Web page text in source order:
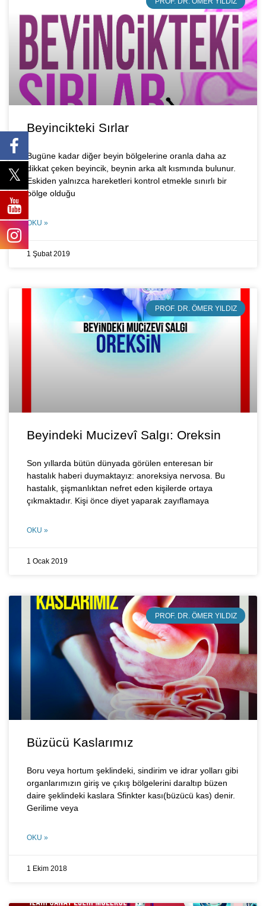
Beyincikteki Sırlar
Bugüne kadar diğer beyin bölgelerine oranla daha az
dikkat çeken beyincik, beynin arka alt kısmında bulunur.
Eskiden yalnızca hareketleri kontrol etmekle sınırlı bir
bölge olduğu
OKU »
1 Şubat 2019
PROF. DR. ÖMER YILDIZ
Beyindeki Mucizevî Salgı: Oreksin
Son yıllarda bütün dünyada görülen enteresan bir
hastalık haberi duymaktayız: anoreksiya nervosa. Bu
hastalık, şişmanlıktan nefret eden kişilerde ortaya
çıkmaktadır. Kişi önce diyet yaparak zayıflamaya
OKU »
1 Ocak 2019
PROF. DR. ÖMER YILDIZ
Büzücü Kaslarımız
Boru veya hortum şeklindeki, sindirim ve idrar yolları gibi
organlarımızın giriş ve çıkış bölgelerini daraltıp büzen
daire şeklindeki kaslara Sfinkter kası(büzücü kas) denir.
Gerilime veya
OKU »
1 Ekim 2018